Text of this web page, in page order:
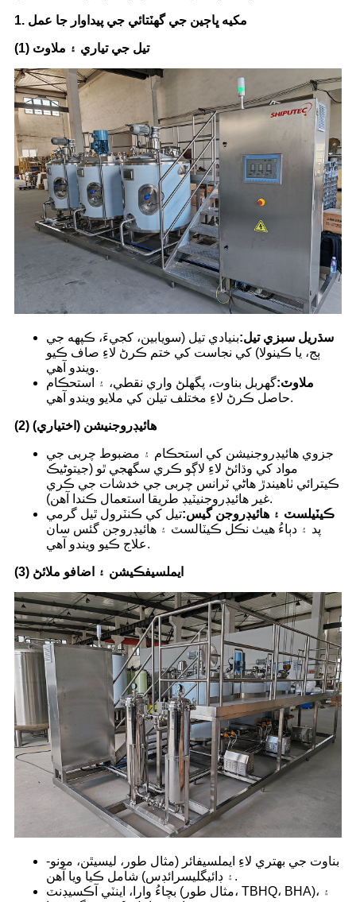
1. مکيه ڀاڄين جي گھٽتائي جي پيداوار جا عمل
(1) تيل جي تياري ۽ ملاوٽ
سڌريل سبزي تيل:بنيادي تيل (سويابين، کجيءَ، ڪپهه جي
ٻج، يا ڪينولا) کي نجاست کي ختم ڪرڻ لاءِ صاف ڪيو
ويندو آهي.
ملاوٽ:گهربل بناوت، پگھلڻ واري نقطي، ۽ استحڪام
حاصل ڪرڻ لاءِ مختلف تيلن کي ملايو ويندو آهي.
(2) هائيڊروجنيشن (اختياري)
جزوي هائيڊروجنيشن کي استحڪام ۽ مضبوط چربی جي
مواد کي وڌائڻ لاءِ لاڳو ڪري سگهجي ٿو (جيتوڻيڪ
ڪيترائي ٺاهيندڙ هاڻي ٽرانس چربی جي خدشات جي ڪري
غير هائيڊروجنيٽيڊ طريقا استعمال ڪندا آهن).
ڪيٽيلسٽ ۽ هائيڊروجن گيس:تيل کي ڪنٽرول ٿيل گرمي
پد ۽ دٻاءُ هيٺ نڪل ڪيٽالسٽ ۽ هائيڊروجن گئس سان
علاج ڪيو ويندو آهي.
(3) ايملسيفڪيشن ۽ اضافو ملائڻ
بناوت جي بهتري لاءِ ايملسيفائر (مثال طور، ليسيٿن، مونو-
۽ ڊائيگليسرائڊس) شامل ڪيا ويا آهن.
بچاءُ وارا، اينٽي آڪسيڊنٽ (مثال طور، TBHQ، BHA)، ۽